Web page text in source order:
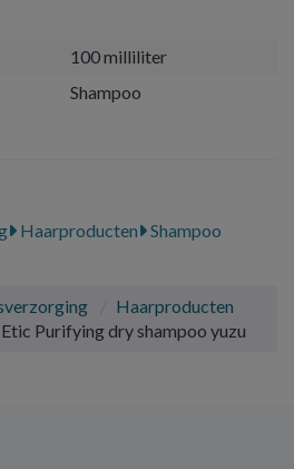
100 milliliter
Shampoo
Haarproducten
Shampoo
Haarproducten
Purifying dry shampoo yuzu